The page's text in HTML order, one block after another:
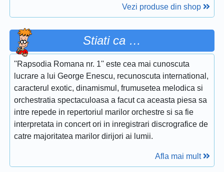
Vezi produse din shop
Stiati ca …
''Rapsodia Romana nr. 1'' este cea mai cunoscuta
lucrare a lui George Enescu, recunoscuta international,
caracterul exotic, dinamismul, frumusetea melodica si
orchestratia spectaculoasa a facut ca aceasta piesa sa
intre repede in repertoriul marilor orchestre si sa fie
interpretata in concert ori in inregistrari discrografice de
catre majoritatea marilor dirijori ai lumii.
Afla mai mult